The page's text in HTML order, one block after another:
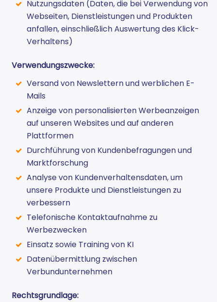
Nutzungsdaten (Daten, die bei Verwendung von
Webseiten, Dienstleistungen und Produkten
anfallen, einschließlich Auswertung des Klick-
Verhaltens)
Verwendungszwecke:
Versand von Newslettern und werblichen E-
Mails
Anzeige von personalisierten Werbeanzeigen
auf unseren Websites und auf anderen
Plattformen
Durchführung von Kundenbefragungen und
Marktforschung
Analyse von Kundenverhaltensdaten, um
unsere Produkte und Dienstleistungen zu
verbessern
Telefonische Kontaktaufnahme zu
Werbezwecken
Einsatz sowie Training von KI
Datenübermittlung zwischen
Verbundunternehmen
Rechtsgrundlage: